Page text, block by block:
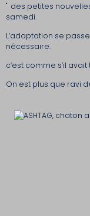
" des petites
samedi.
L’adaptation se
nécessaire.
c’est comme s’il
On est plus que ravi